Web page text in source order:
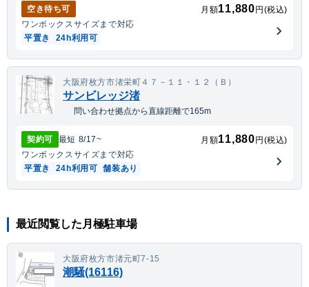
空き待ち可 月額11,880 円(税込)
ワンボックスサイズまで対応
平置き
24h利用可
大阪府枚方市渚栄町４７－１１・１２（Ｂ）
サンビレッジ渚
問い合わせ拠点から直線距離で165m
契約可 最短 8/17~ 月額11,880 円(税込)
ワンボックスサイズまで対応
平置き
24h利用可 舗装あり
最近閲覧した月極駐車場
大阪府枚方市渚元町7-15
潮騒(16116)